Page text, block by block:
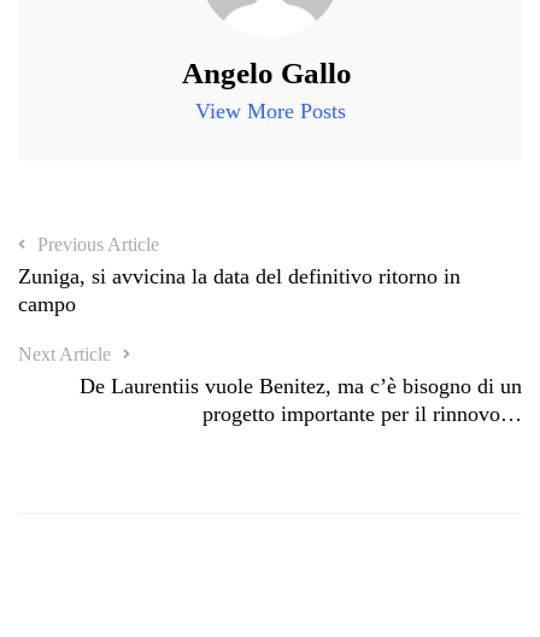
Angelo Gallo
View More Posts
Previous Article
Zuniga, si avvicina la data del definitivo ritorno in
campo
Next Article
De Laurentiis vuole Benitez, ma c’è bisogno di un
progetto importante per il rinnovo…